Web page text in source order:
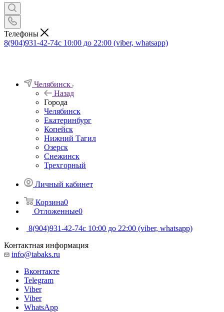
Телефоны
8(904)931-42-74с 10:00 до 22:00 (viber, whatsapp)
Челябинск
Назад
Города
Челябинск
Екатеринбург
Копейск
Нижний Тагил
Озерск
Снежинск
Трехгорный
Личный кабинет
Корзина0
Отложенные0
8(904)931-42-74с 10:00 до 22:00 (viber, whatsapp)
Контактная информация
info@tabaks.ru
Вконтакте
Telegram
Viber
Viber
WhatsApp